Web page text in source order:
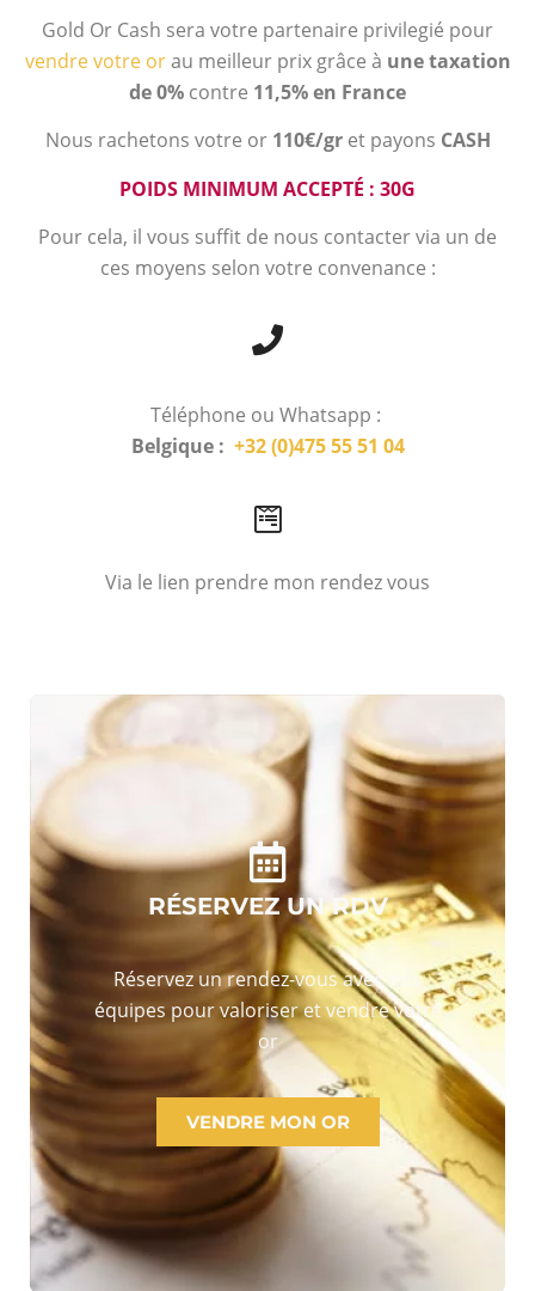
Gold Or Cash sera votre partenaire privilegié pour
vendre votre orau meilleur prix grâce à une taxation
de 0% contre 11,5% en France
Nous rachetons votre or 110€/gr et payons CASH
POIDS MINIMUM ACCEPTÉ : 30G
Pour cela, il vous suffit de nous contacter via un de
ces moyens selon votre convenance :
Téléphone ou Whatsapp :
Belgique : +32 (0)475 55 51 04
Via le lien prendre mon rendez vous
RÉSERVEZ UN RDV
Réservez un rendez-vous avec nos
équipes pour valoriser et vendre votre
or
VENDRE MON OR